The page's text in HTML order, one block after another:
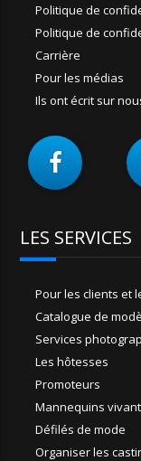
Politique de
Politique de
Carrière
Pour les médias
Ils ont écrit sur
LES SERVICES
Pour les clients et
Catalogue de
Services
Les hôtesses
Promoteurs
Mannequins
Défilés de mode
Organiser les